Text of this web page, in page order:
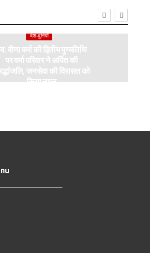
देश-दुनियाँ
वीणा वर्मा की द्वितीय पुण्यतिथि
पर वर्मा परिवार ने अर्पित की
जनसेवा की विरासत को
किया नमन